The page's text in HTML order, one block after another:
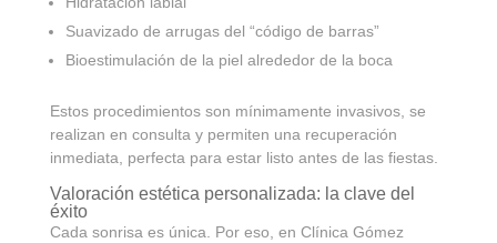
Suavizado de arrugas del “código de barras”
Bioestimulación de la piel alrededor de la boca
Estos procedimientos son mínimamente invasivos, se
realizan en consulta y permiten una recuperación
inmediata, perfecta para estar listo antes de las fiestas.
Valoración estética personalizada: la clave del
éxito
Cada sonrisa es única. Por eso, en Clínica Gómez